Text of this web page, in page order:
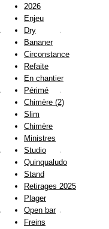
2026
Enjeu
Dry
Bananer
Circonstance
Refaite
En chantier
Périmé
Chimère (2)
Slim
Chimère
Ministres
Studio
Quinqualudo
Stand
Retirages 2025
Plager
Open bar
Freins